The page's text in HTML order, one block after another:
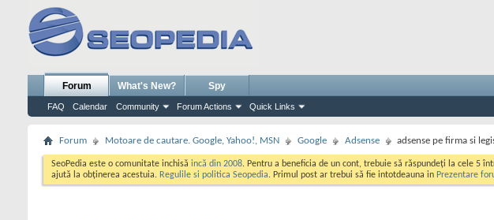
Forum
FAQ Calendar Community Forum Actions Quick Links
What's New? Spy
Forum Motoare de cautare. Google, Yahoo!, MSN Google Adsense adsense pe firma si
SeoPedia este o comunitate inchisă incă din 2008. Pentru a beneficia de un cont, trebuie să răspundeți la cele 5
ajută la obținerea acestuia. Regulile si politica Seopedia. Primul post ar trebui să fie intotdeauna in Prezentare